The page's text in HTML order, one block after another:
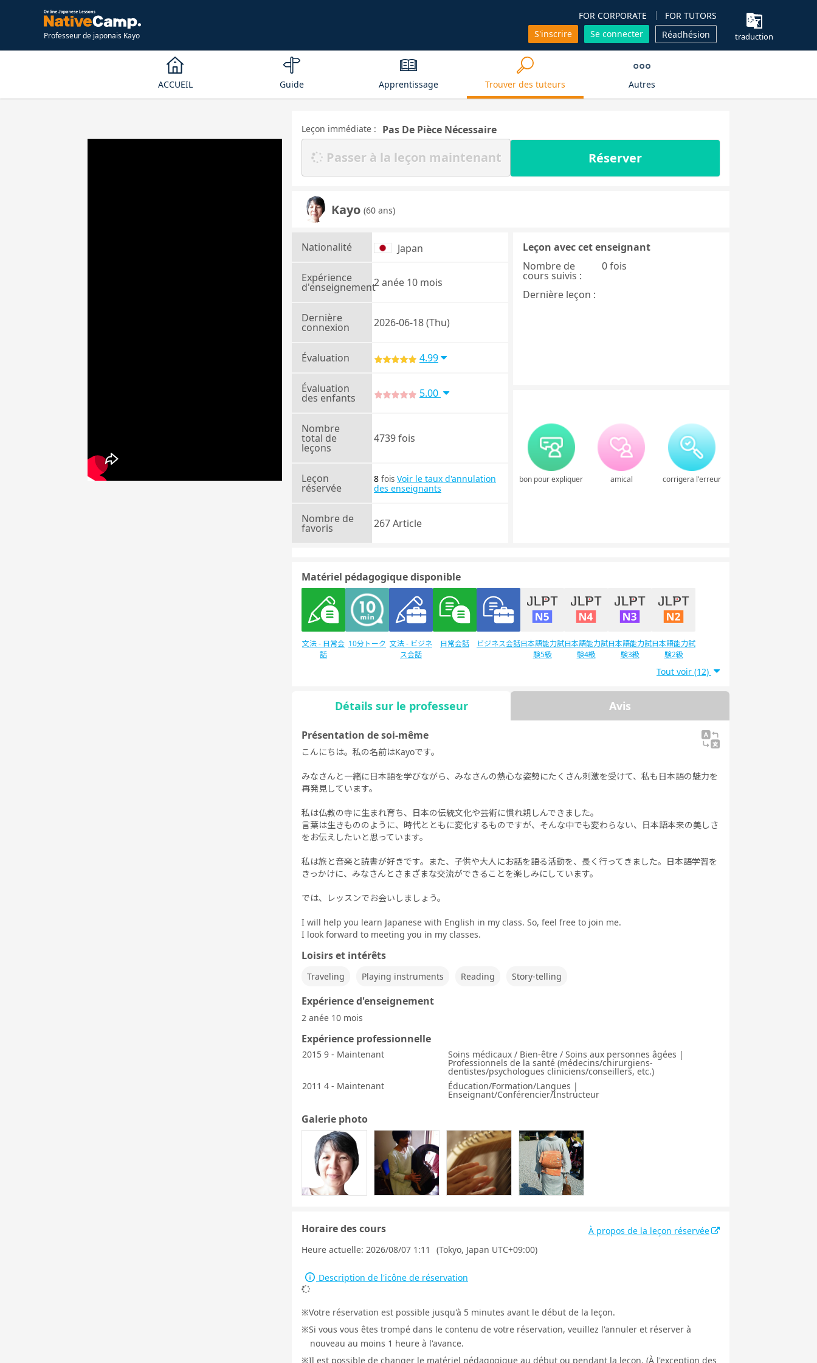
Professeur de japonais Kayo
FOR CORPORATE
FOR TUTORS
S'inscrire
Se connecter Réadhésion traduction
ACCUEIL Guide Apprentissage Trouver des tuteurs Autres
Leçon immédiate : Pas De Pièce Nécessaire
Passer à la leçon maintenant Réserver
Kayo (60 ans)
Nationalité Japan
Expérience
d'enseignement2 anée 10 mois
Dernière
connexion 2026-06-18 (Thu)
Évaluation 4.99
Évaluation
des enfants 5.00
Nombre
total de
leçons
4739 fois
Leçon
réservée
8 fois Voir le taux d'annulation
des enseignants
Nombre de
favoris 267 Article
Leçon avec cet enseignant
Nombre de
cours suivis :
0 fois
Dernière leçon :
bon pour expliquer amical corrigera l'erreur
Matériel pédagogique disponible
文法 - 日常会
話
10分トーク 文法 - ビジネ
ス会話
日常会話 ビジネス会話日本語能力試
験5級
日本語能力試
験4級
日本語能力試
験3級
日本語能力試
験2級
デイリートピ
Tout voir (12)
Détails sur le professeur Avis
Présentation de soi-même
こんにちは。私の名前はKayoです。
みなさんと一緒に日本語を学びながら、みなさんの熱心な姿勢にたくさん刺激を受けて、私も日本語の魅力を
再発見しています。
私は仏教の寺に生まれ育ち、日本の伝統文化や芸術に慣れ親しんできました。
言葉は生きもののように、時代とともに変化するものですが、そんな中でも変わらない、日本語本来の美しさ
をお伝えしたいと思っています。
私は旅と音楽と読書が好きです。また、子供や大人にお話を語る活動を、長く行ってきました。日本語学習を
きっかけに、みなさんとさまざまな交流ができることを楽しみにしています。
では、レッスンでお会いしましょう。
I will help you learn Japanese with English in my class. So, feel free to join me.
I look forward to meeting you in my classes.
Loisirs et intérêts
Traveling Playing instruments Reading Story-telling
Expérience d'enseignement
2 anée 10 mois
Expérience professionnelle
2015 9 - Maintenant Soins médicaux / Bien-être / Soins aux personnes âgées |
Professionnels de la santé (médecins/chirurgiens-
dentistes/psychologues cliniciens/conseillers, etc.)
2011 4 - Maintenant
Éducation/Formation/Langues |
Enseignant/Conférencier/Instructeur
Galerie photo
Horaire des cours
À propos de la leçon réservée
Heure actuelle: 2026/08/07 1:11 (Tokyo, Japan UTC+09:00)
Description de l'icône de réservation
Votre réservation est possible jusqu'à 5 minutes avant le début de la leçon.
Si vous vous êtes trompé dans le contenu de votre réservation, veuillez l'annuler et réserver à
nouveau au moins 1 heure à l'avance.
Il est possible de changer le matériel pédagogique au début ou pendant la leçon. (À l'exception des